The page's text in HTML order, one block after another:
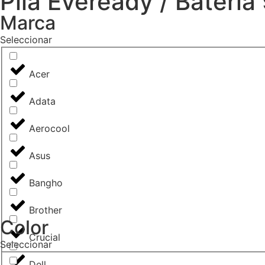
Marca
Seleccionar
Acer
Adata
Aerocool
Asus
Bangho
Brother
Crucial
Color
Seleccionar